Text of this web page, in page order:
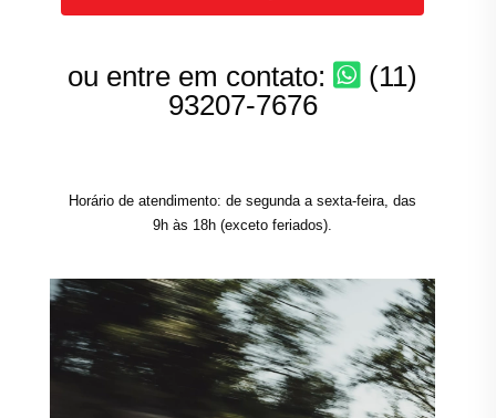
ou entre em contato:
(11)
93207-7676
Horário de atendimento: de segunda a sexta-feira, das
9h às 18h (exceto feriados).